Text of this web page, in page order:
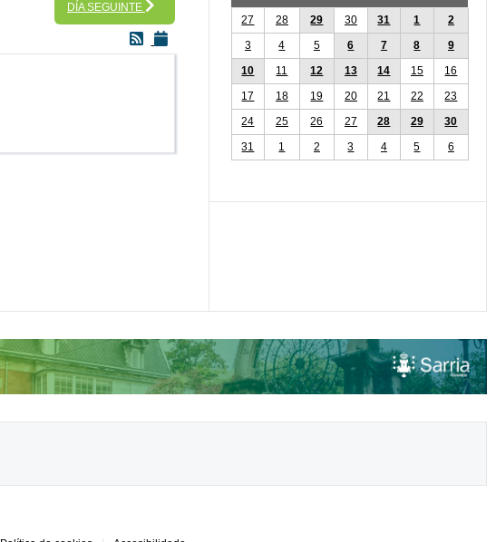
DÍA SEGUINTE
27 28 29 30 31 1
2
3
4 5 6 7 8
9
10
11 12 13 14 15
16
17
18 19 20 21 22
23
24
25 26 27 28 29
30
31
1 2 3 4 5 6